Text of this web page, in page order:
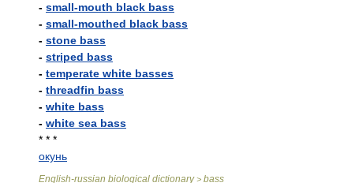
- small-mouth black bass
- small-mouthed black bass
- stone bass
- striped bass
- temperate white basses
- threadfin bass
- white bass
- white sea bass
* * *
окунь
English-russian biological dictionary> bass